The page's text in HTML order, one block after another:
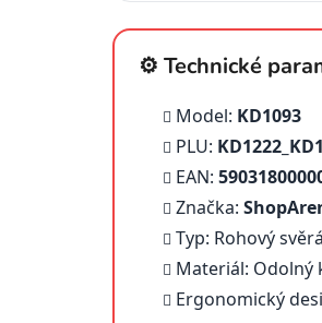
⚙️ Technické
Model: KD1093
PLU:
EAN:
Značka:
Typ: Rohový
Materiál: Odolný
Ergonomický